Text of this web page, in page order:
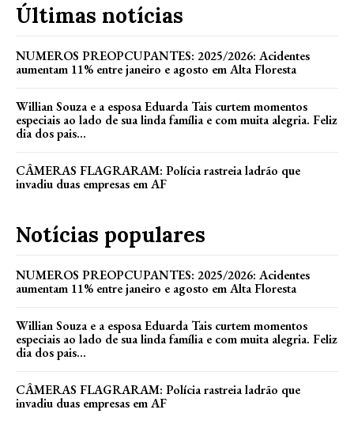
Últimas notícias
NUMEROS PREOPCUPANTES: 2025/2026: Acidentes
aumentam 11% entre janeiro e agosto em Alta Floresta
Willian Souza e a esposa Eduarda Tais curtem momentos
especiais ao lado de sua linda família e com muita alegria. Feliz
dia dos pais...
CÂMERAS FLAGRARAM: Polícia rastreia ladrão que
invadiu duas empresas em AF
Notícias populares
NUMEROS PREOPCUPANTES: 2025/2026: Acidentes
aumentam 11% entre janeiro e agosto em Alta Floresta
Willian Souza e a esposa Eduarda Tais curtem momentos
especiais ao lado de sua linda família e com muita alegria. Feliz
dia dos pais...
CÂMERAS FLAGRARAM: Polícia rastreia ladrão que
invadiu duas empresas em AF